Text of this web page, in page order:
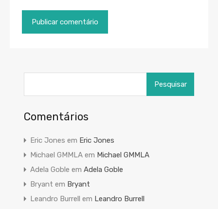
por:
Comentários
Eric Jones em Eric Jones
Michael GMMLA em Michael GMMLA
Adela Goble em Adela Goble
Bryant em Bryant
Leandro Burrell em Leandro Burrell